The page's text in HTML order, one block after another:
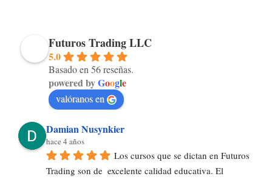
Futuros Trading LLC
5.0
Basado en 56 reseñas.
powered byGoogle
valóranos en
Damian Nusynkier
hace 4 años
Los cursos que se dictan en Futuros
Trading son de  excelente calidad educativa. El